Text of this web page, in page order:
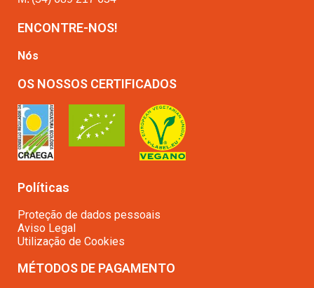
ENCONTRE-NOS!
Nós
OS NOSSOS CERTIFICADOS
Políticas
Proteção de dados pessoais
Aviso Legal
Utilização de Cookies
MÉTODOS DE PAGAMENTO